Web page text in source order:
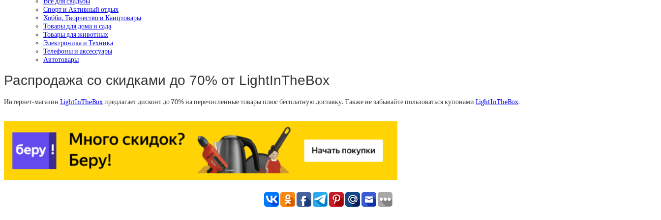
Спорт и Активный отдых
Хобби, Творчество и Канцтовары
Товары для дома и сада
Товары для животных
Электроника и Техника
Телефоны и аксессуары
Автотовары
Распродажа со скидками до 70% от LightInTheBox
Интернет-магазин LightInTheBoxпредлагает дисконт до 70% на перечисленные товары плюс бесплатную доставку. Также не забывайте пользоваться купонами LightInTheBox.